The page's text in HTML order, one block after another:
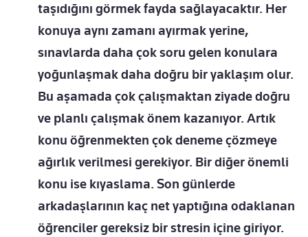
taşıdığını görmek fayda sağlayacaktır. Her
konuya aynı zamanı ayırmak yerine,
sınavlarda daha çok soru gelen konulara
yoğunlaşmak daha doğru bir yaklaşım olur.
Bu aşamada çok çalışmaktan ziyade doğru
ve planlı çalışmak önem kazanıyor. Artık
konu öğrenmekten çok deneme çözmeye
ağırlık verilmesi gerekiyor. Bir diğer önemli
konu ise kıyaslama. Son günlerde
arkadaşlarının kaç net yaptığına odaklanan
öğrenciler gereksiz bir stresin içine giriyor.